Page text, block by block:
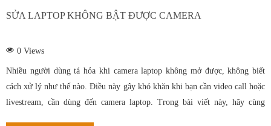
SỬA LAPTOP KHÔNG BẬT ĐƯỢC CAMERA
0 Views
Nhiều người dùng tá hỏa khi camera laptop không mở được, không biết
cách xử lý như thế nào. Điều này gây khó khăn khi bạn cần video call hoặc
livestream, cần dùng đến camera laptop. Trong bài viết này, hãy cùng